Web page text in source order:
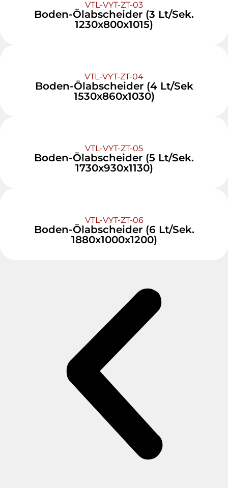
VTL-VYT-ZT-03
Boden-Ölabscheider (3 Lt/Sek.
1230x800x1015)
VTL-VYT-ZT-04
Boden-Ölabscheider (4 Lt/Sek
1530x860x1030)
VTL-VYT-ZT-05
Boden-Ölabscheider (5 Lt/Sek.
1730x930x1130)
VTL-VYT-ZT-06
Boden-Ölabscheider (6 Lt/Sek.
1880x1000x1200)